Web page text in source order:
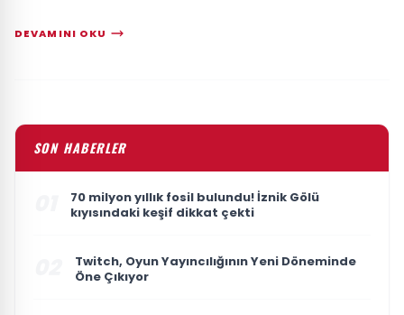
DEVAMINI OKU
SON HABERLER
70 milyon yıllık fosil bulundu! İznik Gölü
kıyısındaki keşif dikkat çekti
Twitch, Oyun Yayıncılığının Yeni Döneminde
Öne Çıkıyor